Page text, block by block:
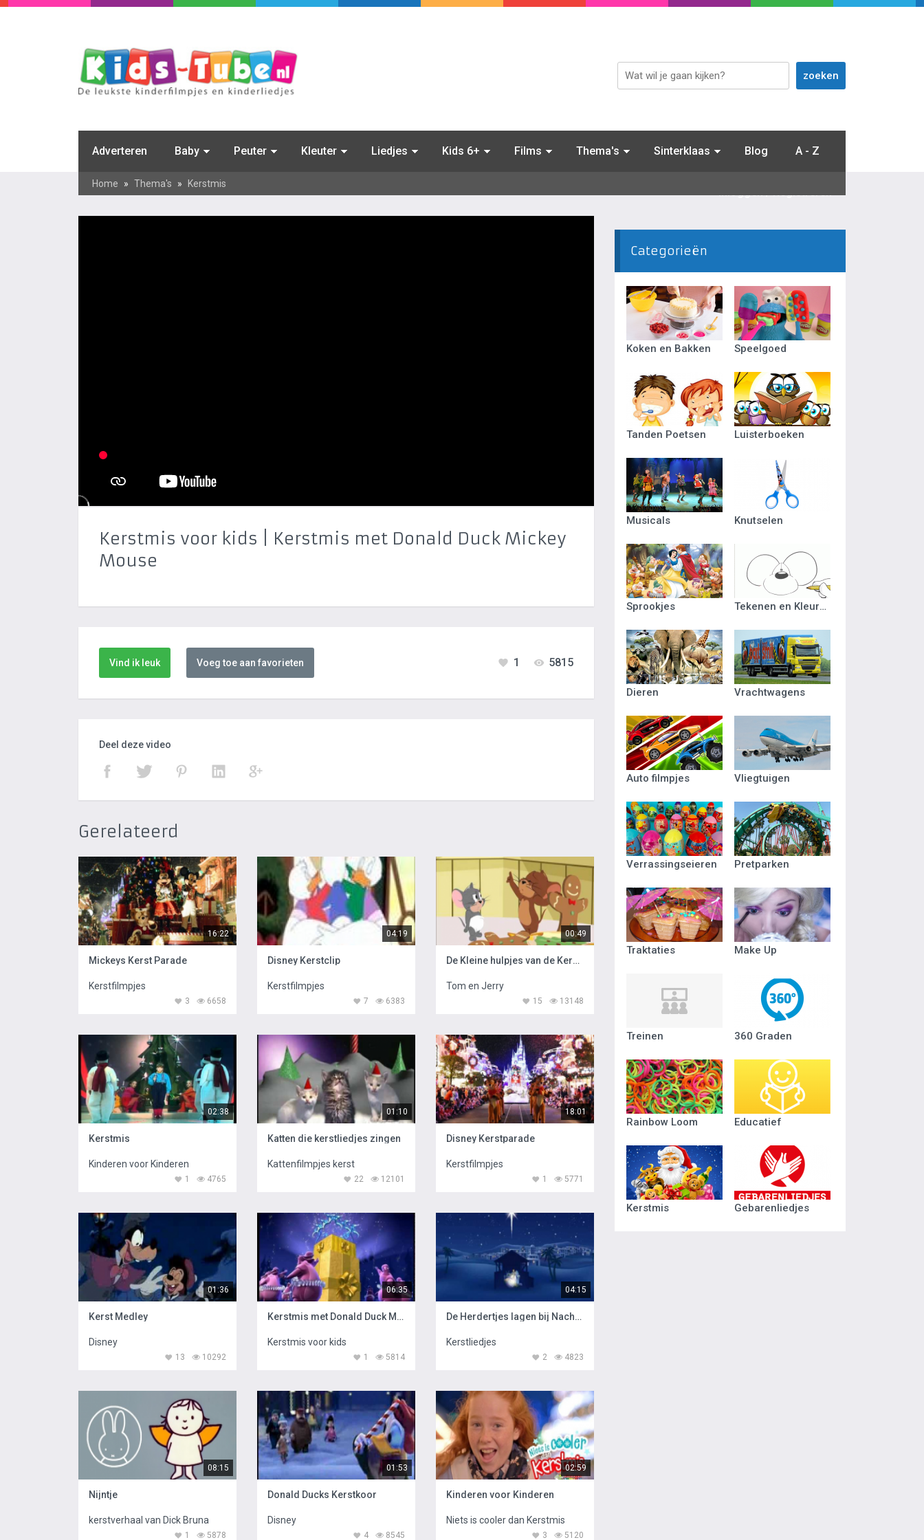
Adverteren Baby Peuter Kleuter Liedjes Kids 6+ Films Thema's Sinterklaas Blog A - Z
Inloggen / Registreren
Home » Thema's » Kerstmis
Kerstmis voor kids | Kerstmis met Donald Duck Mickey
Mouse
Vind ik leuk Voeg toe aan favorieten 5815
1
Deel deze video
Gerelateerd
16:22
Mickeys Kerst Parade
Kerstfilmpjes
6658
3
04:19
Disney Kerstclip
Kerstfilmpjes
6383
7
00:49
De Kleine hulpjes van de Kerstman
Tom en Jerry
13148
15
02:38
Kerstmis
Kinderen voor Kinderen
4765
1
01:10
Katten die kerstliedjes zingen
Kattenfilmpjes kerst
12101
22
18:01
Disney Kerstparade
Kerstfilmpjes
5771
1
01:36
Kerst Medley
Disney
10292
13
06:35
Kerstmis met Donald Duck Mickey Mouse
Kerstmis voor kids
5814
1
04:15
De Herdertjes lagen bij Nachten
Kerstliedjes
4823
2
08:15
Nijntje
kerstverhaal van Dick Bruna
5878
1
01:53
Donald Ducks Kerstkoor
Disney
8545
4
02:59
Kinderen voor Kinderen
Niets is cooler dan Kerstmis
5120
3
Categorieën
Koken en Bakken Speelgoed
Tanden Poetsen Luisterboeken
Musicals Knutselen
Sprookjes Tekenen en Kleuren
Dieren Vrachtwagens
Auto filmpjes Vliegtuigen
Verrassingseieren Pretparken
Traktaties Make Up
Treinen 360 Graden
Rainbow Loom Educatief
Kerstmis Gebarenliedjes